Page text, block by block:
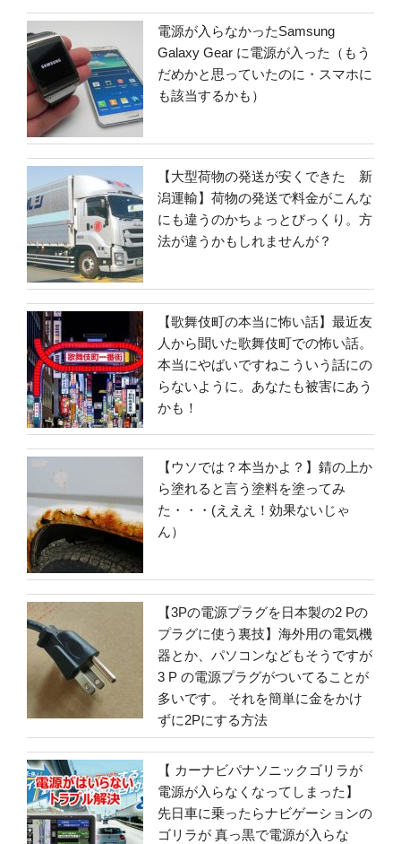
電源が入らなかったSamsung
Galaxy Gear に電源が入った（もう
だめかと思っていたのに・スマホに
も該当するかも）
【大型荷物の発送が安くできた 新
潟運輸】荷物の発送で料金がこんな
にも違うのかちょっとびっくり。方
法が違うかもしれませんが？
【歌舞伎町の本当に怖い話】最近友
人から聞いた歌舞伎町での怖い話。
本当にやばいですねこういう話にの
らないように。あなたも被害にあう
かも！
【ウソでは？本当かよ？】錆の上か
ら塗れると言う塗料を塗ってみ
た・・・(えええ！効果ないじゃ
ん）
【3Pの電源プラグを日本製の2 Pの
プラグに使う裏技】海外用の電気機
器とか、パソコンなどもそうですが
3 P の電源プラグがついてることが
多いです。 それを簡単に金をかけ
ずに2Pにする方法
【 カーナビパナソニックゴリラが
電源が入らなくなってしまった】
先日車に乗ったらナビゲーションの
ゴリラが 真っ黒で電源が入らな